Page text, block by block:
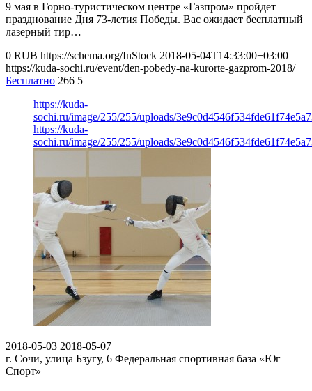
9 мая в Горно-туристическом центре «Газпром» пройдет
празднование Дня 73-летия Победы. Вас ожидает бесплатный
лазерный тир…
0 RUB https://schema.org/InStock 2018-05-04T14:33:00+03:00
https://kuda-sochi.ru/event/den-pobedy-na-kurorte-gazprom-2018/
Бесплатно 266 5
https://kuda-
sochi.ru/image/255/255/uploads/
https://kuda-
sochi.ru/image/255/255/uploads/
2018-05-03 2018-05-07
г. Сочи, улица Бзугу, 6 Федеральная спортивная база «Юг
Спорт»